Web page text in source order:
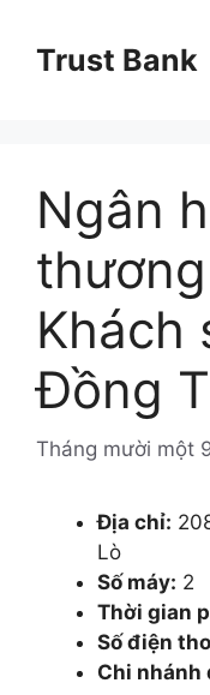
Trust Bank
Ngân
Khách
Đồng
Tháng mười một
Địa chỉ:
Lò
Số máy: 2
Thời gian
Số điện
Chi nhánh